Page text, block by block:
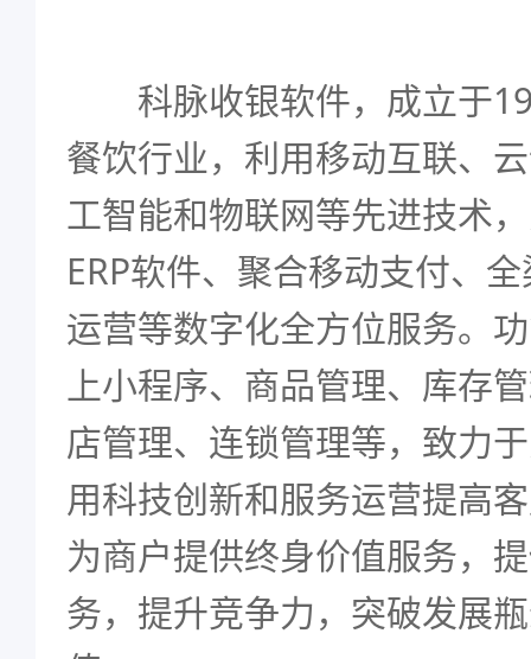
科脉收银软件，成立于
餐饮行业，利用移动互联、
工智能和物联网等先进技术
ERP软件、聚合移动支付、
运营等数字化全方位服务。
上小程序、商品管理、库存
店管理、连锁管理等，致力
用科技创新和服务运营提高
为商户提供终身价值服务，
务，提升竞争力，突破发展